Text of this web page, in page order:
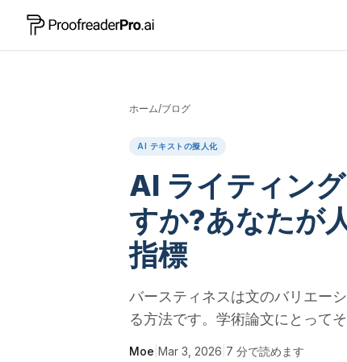
ホーム/ブログ
AI テキストの擬人化
AI ライティン
すか?あなたが
指標
バースティネスは文のバリエー
る方法です。学術論文にとって
Moe Mar 3, 2026 7 分で読めます